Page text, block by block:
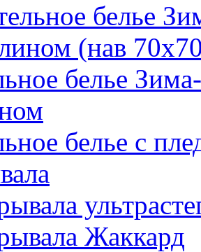
белье
(нав
белье
белье с
Жаккард